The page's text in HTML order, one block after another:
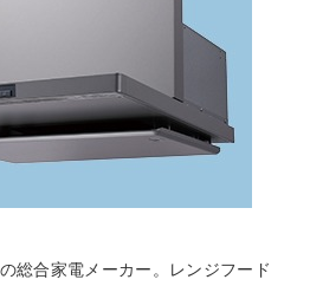
総合家電メーカー。レンジフード